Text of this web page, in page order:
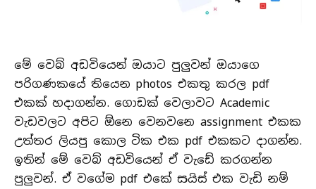
මේ වෙබ් අඩවියෙන් ඔයාට පුලුවන් ඔයාගෙ
පරිගණකයේ තියෙන photos එකතු කරල pdf
එකක් හදාගන්න. ගොඩක් වෙලාවට Academic
වැඩවලට අපිට ඕනෙ වෙනවනෙ assignment එකක
උත්තර ලියපු කොල ටික එක pdf එකකට දාගන්න.
ඉතින් මේ වෙබ් අඩවියෙන් ඒ වැඩේ කරගන්න
පුලුවන්. ඒ වගේම pdf එකේ සයිස් එක වැඩි නම්